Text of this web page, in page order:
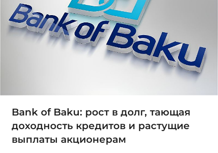
Bank of Baku: рост в долг, тающая
доходность кредитов и растущие
выплаты акционерам